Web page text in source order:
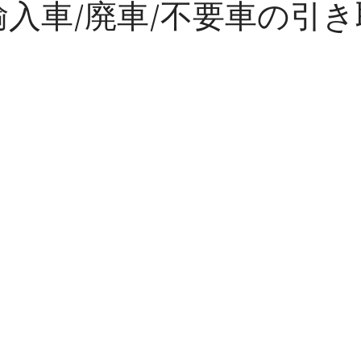
車/廃車/不要車の引